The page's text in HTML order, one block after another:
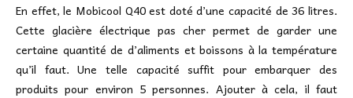
En effet, le Mobicool Q40 est doté d’une capacité de 36 litres.
Cette glacière électrique pas cher permet de garder une
certaine quantité de d’aliments et boissons à la température
qu’il faut. Une telle capacité suffit pour embarquer des
produits pour environ 5 personnes. Ajouter à cela, il faut